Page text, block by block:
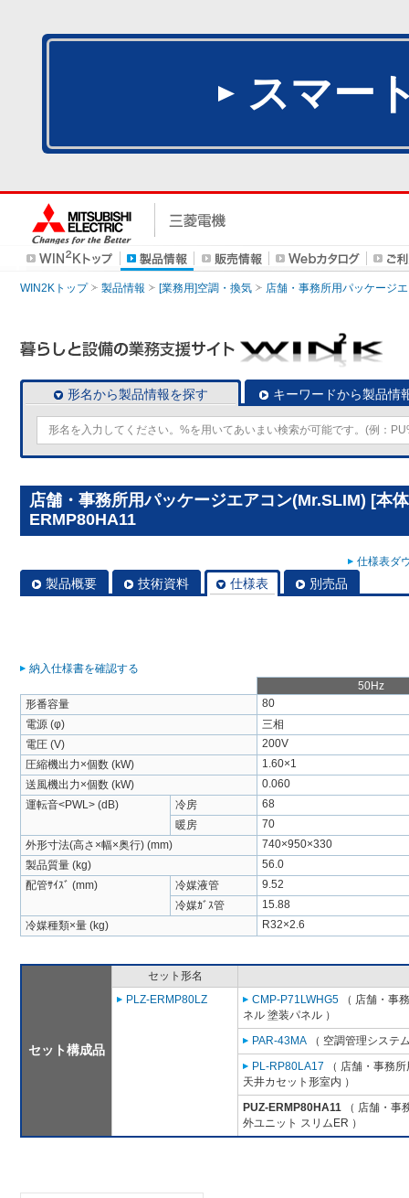
スマー
WIN2Kトップ 製品情報 [業務用]空調・換気 店舗・事務所用パッケージ
形名から製品情報を探す キーワードから製品情
店舗・事務所用パッケージエアコン(Mr.SLIM) [本
ERMP80HA11
仕様表ダ
製品概要 技術資料 仕様表 別売品
納入仕様書を確認する
50Hz
形番容量
80
電源 (φ)
三相
電圧 (V)
200V
圧縮機出力×個数 (kW)
1.60×1
送風機出力×個数 (kW)
0.060
運転音<PWL> (dB)
冷房
68
暖房
70
外形寸法(高さ×幅×奥行) (mm)
740×950×330
製品質量 (kg)
56.0
配管ｻｲｽﾞ (mm)
冷媒液管
9.52
冷媒ｶﾞｽ管
15.88
冷媒種類×量 (kg)
R32×2.6
セット構成品
セット形名
PLZ-ERMP80LZ
CMP-P71LWHG5 （ 店舗・事
ネル 塗装パネル ）
PAR-43MA （ 空調管理システ
PL-RP80LA17 （ 店舗・事務
天井カセット形室内 ）
PUZ-ERMP80HA11 （ 店舗・事
外ユニット スリムER ）